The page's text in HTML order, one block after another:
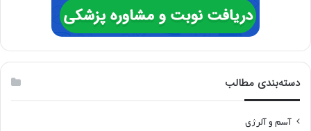
دسته‌بندی مطالب
آسم و آلرژی